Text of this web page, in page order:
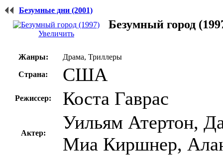
Безумные дни (2001)
Увеличить
Безумный город
Жанры: Драма, Триллеры
Страна: США
Режиссер: Коста Гаврас
Актер:
Уильям Атертон,
Миа Киршнер,